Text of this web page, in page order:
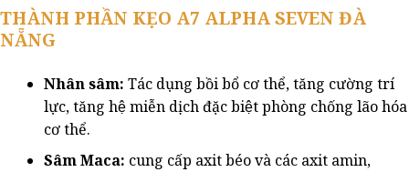
THÀNH PHẦN KẸO A7 ALPHA SEVEN ĐÀ
NẴNG
Nhân sâm: Tác dụng bồi bổ cơ thể, tăng cường trí
lực, tăng hệ miễn dịch đặc biệt phòng chống lão hóa
cơ thể.
Sâm Maca: cung cấp axit béo và các axit amin,